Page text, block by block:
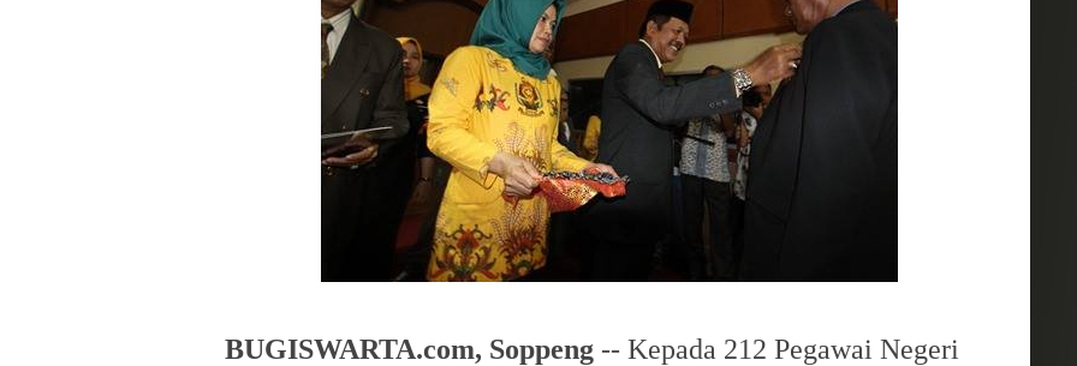
BUGISWARTA.com, Soppeng -- Kepada 212 Pegawai Negeri